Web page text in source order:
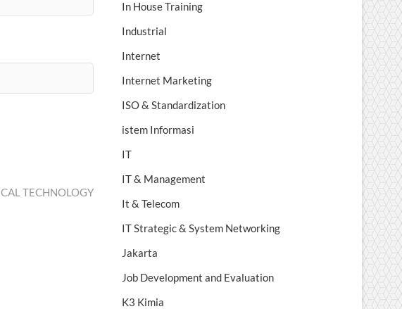
TECHNOLOGY
In House Training
Industrial
Internet
Internet Marketing
ISO & Standardization
istem Informasi
IT
IT & Management
It & Telecom
IT Strategic & System Networking
Jakarta
Job Development and Evaluation
K3 Kimia